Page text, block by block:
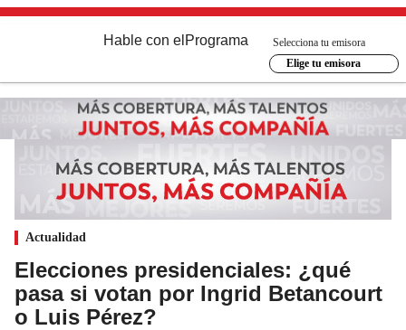
Hable con el Programa
Selecciona tu emisora
Elige tu emisora
Actualidad
Elecciones presidenciales: ¿qué
pasa si votan por Ingrid Betancourt
o Luis Pérez?